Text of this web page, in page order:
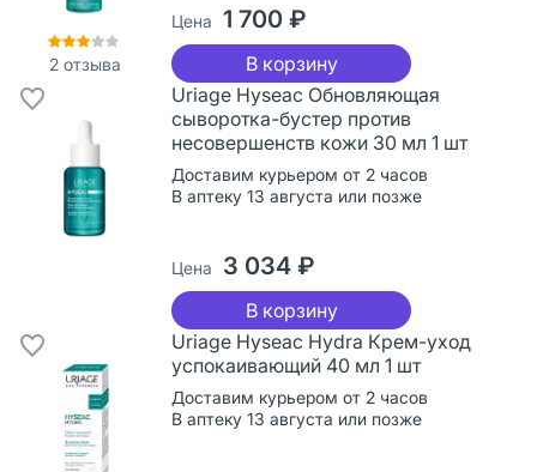
2 отзыва
Цена 1 700 ₽
В корзину
Uriage Hyseac Обновляющая
сыворотка-бустер против
несовершенств кожи 30 мл 1 шт
Доставим курьером от 2 часов
В аптеку 13 августа или позже
Цена 3 034 ₽
В корзину
Uriage Hyseac Hydra Крем-уход
успокаивающий 40 мл 1 шт
Доставим курьером от 2 часов
В аптеку 13 августа или позже